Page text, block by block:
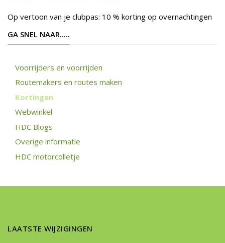
Op vertoon van je clubpas: 10 % korting op overnachtingen
GA SNEL NAAR.....
Voorrijders en voorrijden
Routemakers en routes maken
Kortingen
Webwinkel
HDC Blogs
Overige informatie
HDC motorcolletje
LAATSTE WIJZIGINGEN